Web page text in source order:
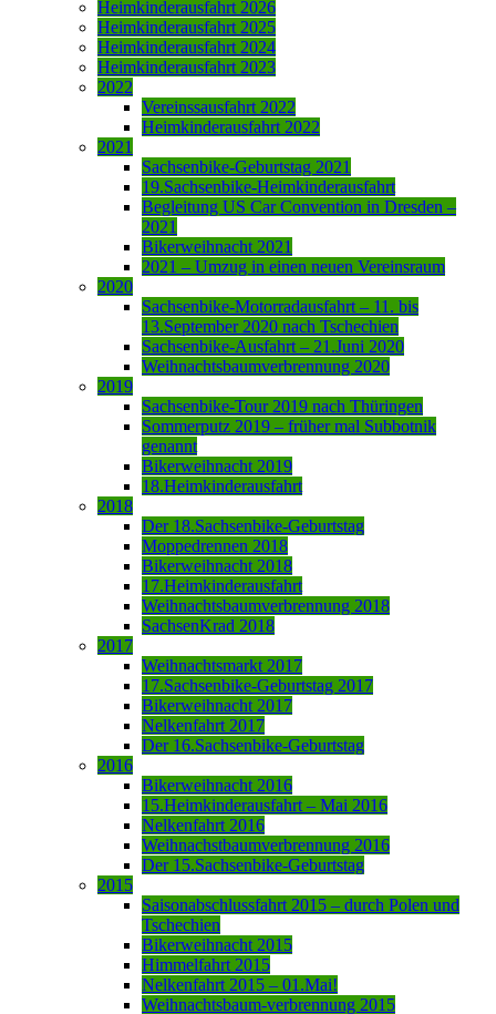
Heimkinderausfahrt 2026
Heimkinderausfahrt 2025
Heimkinderausfahrt 2024
Heimkinderausfahrt 2023
2022
Vereinssausfahrt 2022
Heimkinderausfahrt 2022
2021
Sachsenbike-Geburtstag 2021
19.Sachsenbike-Heimkinderausfahrt
Begleitung US Car Convention in Dresden –
2021
Bikerweihnacht 2021
2021 – Umzug in einen neuen Vereinsraum
2020
Sachsenbike-Motorradausfahrt – 11. bis
13.September 2020 nach Tschechien
Sachsenbike-Ausfahrt – 21.Juni 2020
Weihnachtsbaumverbrennung 2020
2019
Sachsenbike-Tour 2019 nach Thüringen
Sommerputz 2019 – früher mal Subbotnik
genannt
Bikerweihnacht 2019
18.Heimkinderausfahrt
2018
Der 18.Sachsenbike-Geburtstag
Moppedrennen 2018
Bikerweihnacht 2018
17.Heimkinderausfahrt
Weihnachtsbaumverbrennung 2018
SachsenKrad 2018
2017
Weihnachtsmarkt 2017
17.Sachsenbike-Geburtstag 2017
Bikerweihnacht 2017
Nelkenfahrt 2017
Der 16.Sachsenbike-Geburtstag
2016
Bikerweihnacht 2016
15.Heimkinderausfahrt – Mai 2016
Nelkenfahrt 2016
Weihnachstbaumverbrennung 2016
Der 15.Sachsenbike-Geburtstag
2015
Saisonabschlussfahrt 2015 – durch Polen und
Tschechien
Bikerweihnacht 2015
Himmelfahrt 2015
Nelkenfahrt 2015 – 01.Mai!
Weihnachtsbaum-verbrennung 2015